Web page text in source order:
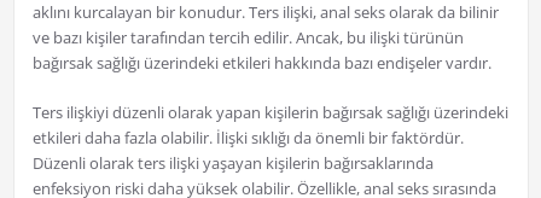
aklını kurcalayan bir konudur. Ters ilişki, anal seks olarak da bilinir
ve bazı kişiler tarafından tercih edilir. Ancak, bu ilişki türünün
bağırsak sağlığı üzerindeki etkileri hakkında bazı endişeler vardır.
Ters ilişkiyi düzenli olarak yapan kişilerin bağırsak sağlığı üzerindeki
etkileri daha fazla olabilir. İlişki sıklığı da önemli bir faktördür.
Düzenli olarak ters ilişki yaşayan kişilerin bağırsaklarında
enfeksiyon riski daha yüksek olabilir. Özellikle, anal seks sırasında